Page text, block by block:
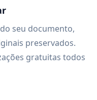
seu documento,
preservados.
gratuitas todos